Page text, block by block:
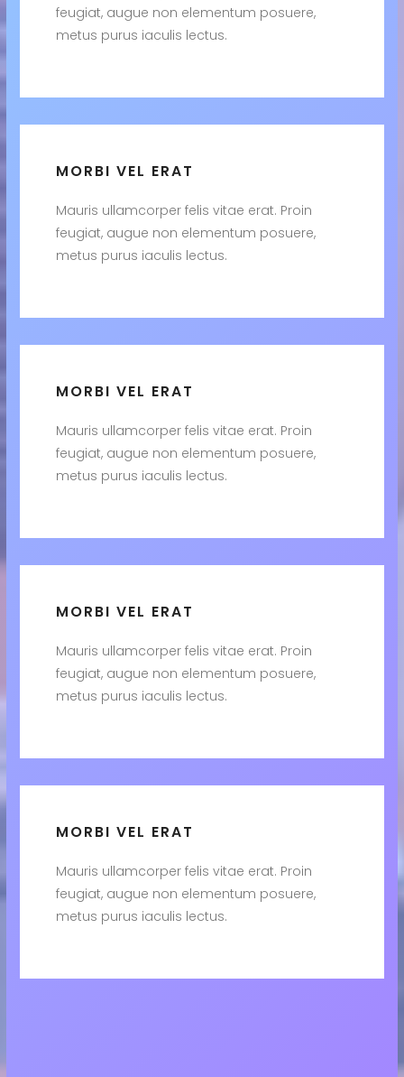
feugiat, augue non elementum posuere,
metus purus iaculis lectus.
MORBI VEL ERAT
Mauris ullamcorper felis vitae erat. Proin
feugiat, augue non elementum posuere,
metus purus iaculis lectus.
MORBI VEL ERAT
Mauris ullamcorper felis vitae erat. Proin
feugiat, augue non elementum posuere,
metus purus iaculis lectus.
MORBI VEL ERAT
Mauris ullamcorper felis vitae erat. Proin
feugiat, augue non elementum posuere,
metus purus iaculis lectus.
MORBI VEL ERAT
Mauris ullamcorper felis vitae erat. Proin
feugiat, augue non elementum posuere,
metus purus iaculis lectus.